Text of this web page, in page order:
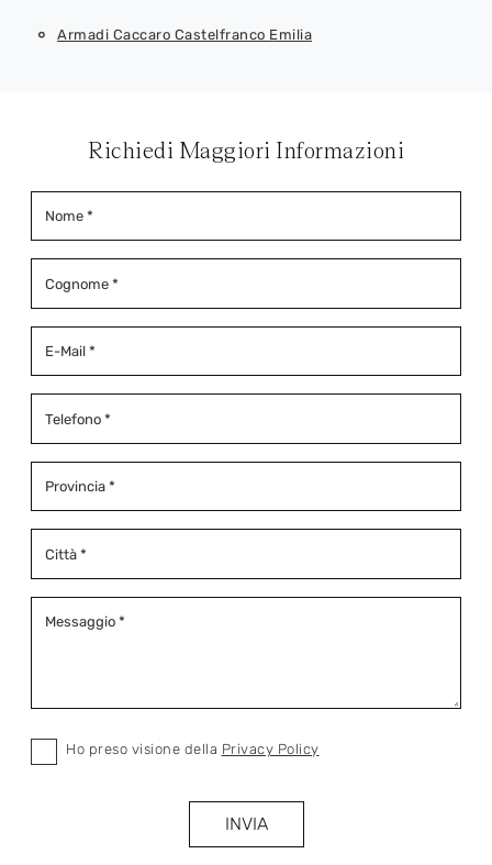
Armadi Caccaro Castelfranco Emilia
Richiedi Maggiori Informazioni
Ho preso visione della Privacy Policy
INVIA